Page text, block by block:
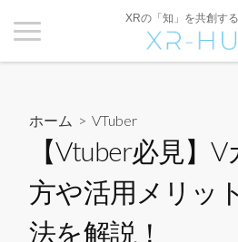
XRの「知」を共創す
ホーム >VTuber
【Vtuber必見】
方や活用メリッ
法を解説！